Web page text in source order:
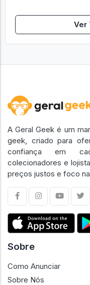
Ver
A Geral Geek é um
geek, criado para
confiança em
colecionadores e
preços justos e foco
Sobre
Como Anunciar
Sobre Nós